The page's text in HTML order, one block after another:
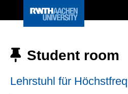
Student room
Lehrstuhl für